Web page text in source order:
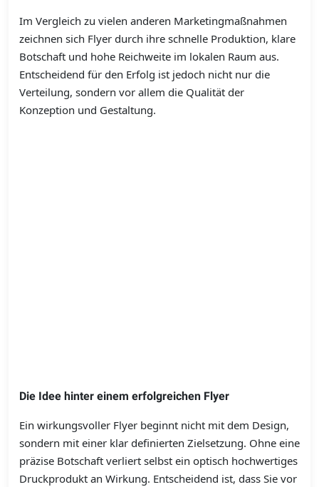
Im Vergleich zu vielen anderen Marketingmaßnahmen
zeichnen sich Flyer durch ihre schnelle Produktion, klare
Botschaft und hohe Reichweite im lokalen Raum aus.
Entscheidend für den Erfolg ist jedoch nicht nur die
Verteilung, sondern vor allem die Qualität der
Konzeption und Gestaltung.
Die Idee hinter einem erfolgreichen Flyer
Ein wirkungsvoller Flyer beginnt nicht mit dem Design,
sondern mit einer klar definierten Zielsetzung. Ohne eine
präzise Botschaft verliert selbst ein optisch hochwertiges
Druckprodukt an Wirkung. Entscheidend ist, dass Sie vor